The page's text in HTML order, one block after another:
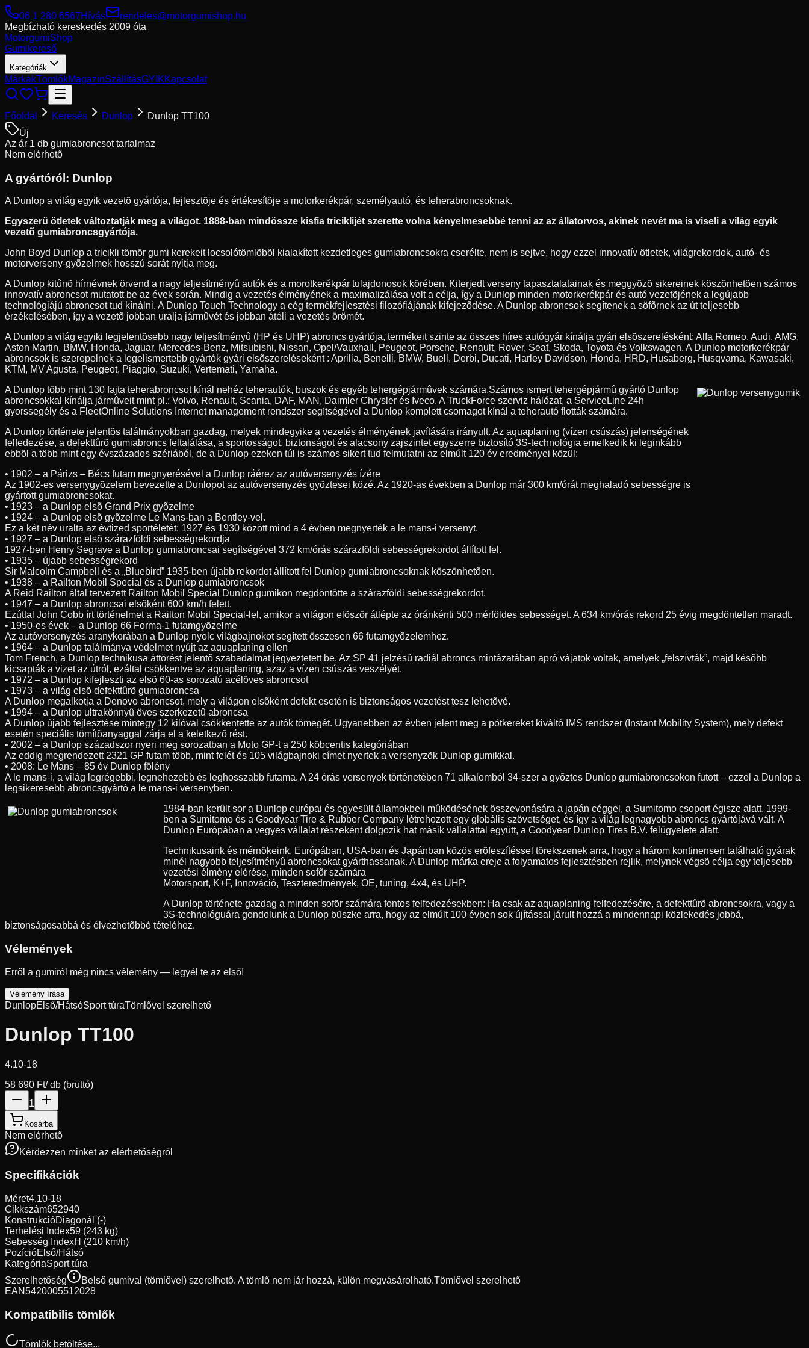
06 1 280 6567Hívás
rendeles@motorgumishop.hu
Megbízható kereskedés 2009 óta
MotorgumiShop
Gumikereső
Kategóriák
MárkákTömlőkMagazinSzállításGYIKKapcsolat
Főoldal Keresés Dunlop
Dunlop TT100
Új
Az ár 1 db gumiabroncsot tartalmaz
Nem elérhető
A gyártóról: Dunlop
A Dunlop a világ egyik vezetõ gyártója, fejlesztõje és értékesítõje a motorkerékpár, személyautó, és teherabroncsoknak.
Egyszerű ötletek változtatják meg a világot. 1888-ban mindössze kisfia triciklijét szerette volna kényelmesebbé tenni az az állatorvos, akinek nevét ma is viseli a világ egyik
vezetõ gumiabroncsgyártója.
John Boyd Dunlop a tricikli tömör gumi kerekeit locsolótömlõbõl kialakított kezdetleges gumiabroncsokra cserélte, nem is sejtve, hogy ezzel innovatív ötletek, világrekordok, autó- és
motorverseny-gyõzelmek hosszú sorát nyitja meg.
A Dunlop kitûnõ hírnévnek örvend a nagy teljesítményû autók és a morotkerékpár tulajdonosok körében. Kiterjedt verseny tapasztalatainak és meggyõzõ sikereinek köszönhetõen számos
innovatív abroncsot mutatott be az évek során. Mindig a vezetés élményének a maximalizálása volt a célja, így a Dunlop minden motorkerékpár és autó vezetõjének a legújabb
technológiájú abroncsot tud kínálni. A Dunlop Touch Technology a cég termékfejlesztési filozófiájának kifejezõdése. A Dunlop abroncsok segítenek a söfõrnek az út teljesebb
érzékelésében, így a vezetõ jobban uralja jármûvét és jobban átéli a vezetés örömét.
A Dunlop a világ egyiki legjelentõsebb nagy teljesítményû (HP és UHP) abroncs gyártója, termékeit szinte az összes híres autógyár kínálja gyári elsõszerelésként: Alfa Romeo, Audi, AMG,
Aston Martin, BMW, Honda, Jaguar, Mercedes-Benz, Mitsubishi, Nissan, Opel/Vauxhall, Peugeot, Porsche, Renault, Rover, Seat, Skoda, Toyota és Volkswagen. A Dunlop motorkerékpár
abroncsok is szerepelnek a legelismertebb gyártók gyári elsõszereléseként : Aprilia, Benelli, BMW, Buell, Derbi, Ducati, Harley Davidson, Honda, HRD, Husaberg, Husqvarna, Kawasaki,
KTM, MV Agusta, Peugeot, Piaggio, Suzuki, Vertemati, Yamaha.
A Dunlop több mint 130 fajta teherabroncsot kínál nehéz teherautók, buszok és egyéb tehergépjármûvek számára.Számos ismert tehergépjármû gyártó Dunlop
abroncsokkal kínálja jármûveit mint pl.: Volvo, Renault, Scania, DAF, MAN, Daimler Chrysler és Iveco. A TruckForce szerviz hálózat, a ServiceLine 24h
gyorssegély és a FleetOnline Solutions Internet management rendszer segítségével a Dunlop komplett csomagot kínál a teherautó flották számára.
A Dunlop története jelentõs találmányokban gazdag, melyek mindegyike a vezetés élményének javítására irányult. Az aquaplaning (vízen csúszás) jelenségének
felfedezése, a defekttûrõ gumiabroncs feltalálása, a sportosságot, biztonságot és alacsony zajszintet egyszerre biztosító 3S-technológia emelkedik ki leginkább
ebbõl a több mint egy évszázados szériából, de a Dunlop ezeken túl is számos sikert tud felmutatni az elmúlt 120 év eredményei közül:
• 1902 – a Párizs – Bécs futam megnyerésével a Dunlop ráérez az autóversenyzés ízére
Az 1902-es versenygyõzelem bevezette a Dunlopot az autóversenyzés gyõztesei közé. Az 1920-as években a Dunlop már 300 km/órát meghaladó sebességre is
gyártott gumiabroncsokat.
• 1923 – a Dunlop elsõ Grand Prix gyõzelme
• 1924 – a Dunlop elsõ gyõzelme Le Mans-ban a Bentley-vel.
Ez a két név uralta az évtized sportéletét: 1927 és 1930 között mind a 4 évben megnyerték a le mans-i versenyt.
• 1927 – a Dunlop elsõ szárazföldi sebességrekordja
1927-ben Henry Segrave a Dunlop gumiabroncsai segítségével 372 km/órás szárazföldi sebességrekordot állított fel.
• 1935 – újabb sebességrekord
Sir Malcolm Campbell és a „Bluebird” 1935-ben újabb rekordot állított fel Dunlop gumiabroncsoknak köszönhetõen.
• 1938 – a Railton Mobil Special és a Dunlop gumiabroncsok
A Reid Railton által tervezett Railton Mobil Special Dunlop gumikon megdöntötte a szárazföldi sebességrekordot.
• 1947 – a Dunlop abroncsai elsõként 600 km/h felett.
Ezúttal John Cobb írt történelmet a Railton Mobil Special-lel, amikor a világon elõször átlépte az óránkénti 500 mérföldes sebességet. A 634 km/órás rekord 25 évig megdöntetlen maradt.
• 1950-es évek – a Dunlop 66 Forma-1 futamgyõzelme
Az autóversenyzés aranykorában a Dunlop nyolc világbajnokot segített összesen 66 futamgyõzelemhez.
• 1964 – a Dunlop találmánya védelmet nyújt az aquaplaning ellen
Tom French, a Dunlop technikusa áttörést jelentõ szabadalmat jegyeztetett be. Az SP 41 jelzésû radiál abroncs mintázatában apró vájatok voltak, amelyek „felszívták”, majd késõbb
kicsapták a vizet az útról, ezáltal csökkentve az aquaplaning, azaz a vízen csúszás veszélyét.
• 1972 – a Dunlop kifejleszti az elsõ 60-as sorozatú acélöves abroncsot
• 1973 – a világ elsõ defekttûrõ gumiabroncsa
A Dunlop megalkotja a Denovo abroncsot, mely a világon elsõként defekt esetén is biztonságos vezetést tesz lehetõvé.
• 1994 – a Dunlop ultrakönnyû öves szerkezetû abroncsa
A Dunlop újabb fejlesztése mintegy 12 kilóval csökkentette az autók tömegét. Ugyanebben az évben jelent meg a pótkereket kiváltó IMS rendszer (Instant Mobility System), mely defekt
esetén speciális tömítõanyaggal zárja el a keletkezõ rést.
• 2002 – a Dunlop századszor nyeri meg sorozatban a Moto GP-t a 250 köbcentis kategóriában
Az eddig megrendezett 2321 GP futam több, mint felét és 105 világbajnoki címet nyertek a versenyzõk Dunlop gumikkal.
• 2008: Le Mans – 85 év Dunlop fölény
A le mans-i, a világ legrégebbi, legnehezebb és leghosszabb futama. A 24 órás versenyek történetében 71 alkalomból 34-szer a gyõztes Dunlop gumiabroncsokon futott – ezzel a Dunlop a
legsikeresebb abroncsgyártó a le mans-i versenyben.
1984-ban került sor a Dunlop európai és egyesült államokbeli mûködésének összevonására a japán céggel, a Sumitomo csoport égisze alatt. 1999-
ben a Sumitomo és a Goodyear Tire & Rubber Company létrehozott egy globális szövetséget, és így a világ legnagyobb abroncs gyártójává vált. A
Dunlop Európában a vegyes vállalat részeként dolgozik hat másik vállalattal együtt, a Goodyear Dunlop Tires B.V. felügyelete alatt.
Technikusaink és mérnökeink, Európában, USA-ban és Japánban közös erõfeszítéssel törekszenek arra, hogy a három kontinensen található gyárak
minél nagyobb teljesítményû abroncsokat gyárthassanak. A Dunlop márka ereje a folyamatos fejlesztésben rejlik, melynek végsõ célja egy teljesebb
vezetési élmény elérése, minden sofõr számára
Motorsport, K+F, Innováció, Teszteredmények, OE, tuning, 4x4, és UHP.
A Dunlop története gazdag a minden sofõr számára fontos felfedezésekben: Ha csak az aquaplaning felfedezésére, a defekttûrõ abroncsokra, vagy a
3S-technológuára gondolunk a Dunlop büszke arra, hogy az elmúlt 100 évben sok újítással járult hozzá a mindennapi közlekedés jobbá,
biztonságosabbá és élvezhetõbbé tételéhez.
Vélemények
Erről a gumiról még nincs vélemény — legyél te az első!
Vélemény írása
DunlopElső/HátsóSport túraTömlővel szerelhető
Dunlop TT100
4.10-18
58 690 Ft/ db (bruttó)
1
Kosárba
Nem elérhető
Kérdezzen minket az elérhetőségről
Specifikációk
Méret4.10-18
Cikkszám652940
KonstrukcióDiagonál (-)
Terhelési Index59 (243 kg)
Sebesség IndexH (210 km/h)
PozícióElső/Hátsó
KategóriaSport túra
Szerelhetőség
Belső gumival (tömlővel) szerelhető. A tömlő nem jár hozzá, külön megvásárolható.Tömlővel szerelhető
EAN5420005512028
Kompatibilis tömlők
Tömlők betöltése...